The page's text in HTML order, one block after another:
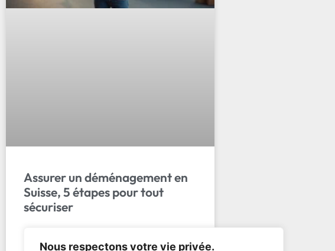
Nous respectons votre vie privée.
Assurer un déménagement en
Suisse, 5 étapes pour tout
sécuriser
déménagement en Suisse : obligations